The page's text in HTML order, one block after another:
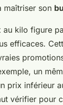
maîtriser son
au kilo figure
efficaces.
un
prix inférieur
vérifier pour